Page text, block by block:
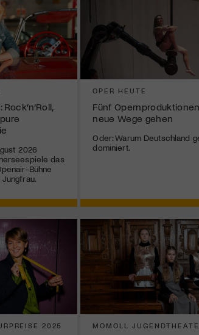
2026
das
Bühne
OPER HEUTE
Fünf
neue Wege gehen
Oder: Warum Deutschland
dominiert.
2025 MOMOLL